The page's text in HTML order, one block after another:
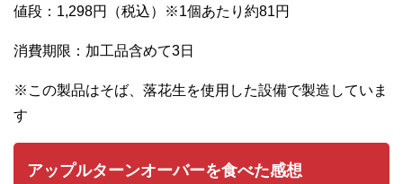
値段：1,298円（税込）※1個あたり約81円
消費期限：加工品含めて3日
※この製品はそば、落花生を使用した設備で製造していま
す
アップルターンオーバーを食べた感想